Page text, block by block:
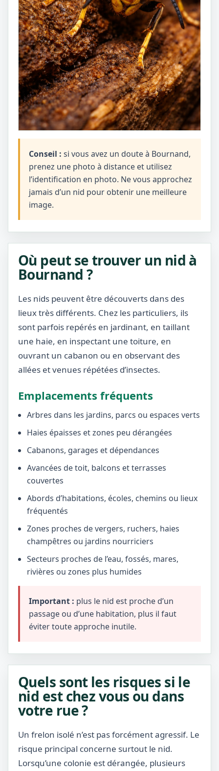
Conseil : si vous avez un doute à Bournand,
prenez une photo à distance et utilisez
l’identification en photo. Ne vous approchez
jamais d’un nid pour obtenir une meilleure
image.
Où peut se trouver un nid à
Bournand ?
Les nids peuvent être découverts dans des
lieux très différents. Chez les particuliers, ils
sont parfois repérés en jardinant, en taillant
une haie, en inspectant une toiture, en
ouvrant un cabanon ou en observant des
allées et venues répétées d’insectes.
Emplacements fréquents
Arbres dans les jardins, parcs ou espaces verts
Haies épaisses et zones peu dérangées
Cabanons, garages et dépendances
Avancées de toit, balcons et terrasses
couvertes
Abords d’habitations, écoles, chemins ou lieux
fréquentés
Zones proches de vergers, ruchers, haies
champêtres ou jardins nourriciers
Secteurs proches de l’eau, fossés, mares,
rivières ou zones plus humides
Important : plus le nid est proche d’un
passage ou d’une habitation, plus il faut
éviter toute approche inutile.
Quels sont les risques si le
nid est chez vous ou dans
votre rue ?
Un frelon isolé n’est pas forcément agressif. Le
risque principal concerne surtout le nid.
Lorsqu’une colonie est dérangée, plusieurs